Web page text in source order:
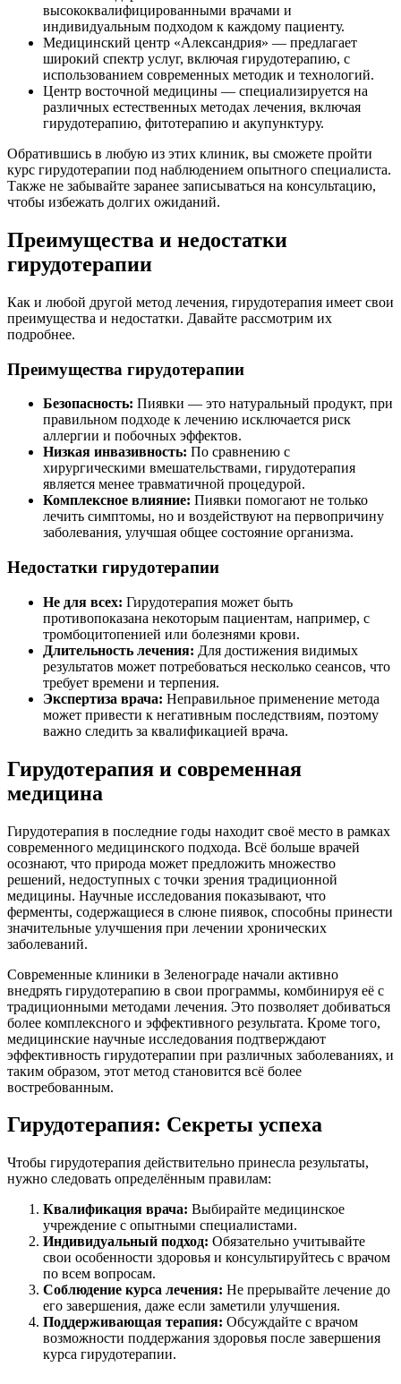
высококвалифицированными врачами и
индивидуальным подходом к каждому пациенту.
Медицинский центр «Александрия» — предлагает
широкий спектр услуг, включая гирудотерапию, с
использованием современных методик и технологий.
Центр восточной медицины — специализируется на
различных естественных методах лечения, включая
гирудотерапию, фитотерапию и акупунктуру.
Обратившись в любую из этих клиник, вы сможете пройти
курс гирудотерапии под наблюдением опытного специалиста.
Также не забывайте заранее записываться на консультацию,
чтобы избежать долгих ожиданий.
Преимущества и недостатки
гирудотерапии
Как и любой другой метод лечения, гирудотерапия имеет свои
преимущества и недостатки. Давайте рассмотрим их
подробнее.
Преимущества гирудотерапии
Безопасность: Пиявки — это натуральный продукт, при
правильном подходе к лечению исключается риск
аллергии и побочных эффектов.
Низкая инвазивность: По сравнению с
хирургическими вмешательствами, гирудотерапия
является менее травматичной процедурой.
Комплексное влияние: Пиявки помогают не только
лечить симптомы, но и воздействуют на первопричину
заболевания, улучшая общее состояние организма.
Недостатки гирудотерапии
Не для всех: Гирудотерапия может быть
противопоказана некоторым пациентам, например, с
тромбоцитопенией или болезнями крови.
Длительность лечения: Для достижения видимых
результатов может потребоваться несколько сеансов, что
требует времени и терпения.
Экспертиза врача: Неправильное применение метода
может привести к негативным последствиям, поэтому
важно следить за квалификацией врача.
Гирудотерапия и современная
медицина
Гирудотерапия в последние годы находит своё место в рамках
современного медицинского подхода. Всё больше врачей
осознают, что природа может предложить множество
решений, недоступных с точки зрения традиционной
медицины. Научные исследования показывают, что
ферменты, содержащиеся в слюне пиявок, способны принести
значительные улучшения при лечении хронических
заболеваний.
Современные клиники в Зеленограде начали активно
внедрять гирудотерапию в свои программы, комбинируя её с
традиционными методами лечения. Это позволяет добиваться
более комплексного и эффективного результата. Кроме того,
медицинские научные исследования подтверждают
эффективность гирудотерапии при различных заболеваниях, и
таким образом, этот метод становится всё более
востребованным.
Гирудотерапия: Секреты успеха
Чтобы гирудотерапия действительно принесла результаты,
нужно следовать определённым правилам:
Квалификация врача: Выбирайте медицинское
учреждение с опытными специалистами.
Индивидуальный подход: Обязательно учитывайте
свои особенности здоровья и консультируйтесь с врачом
по всем вопросам.
Соблюдение курса лечения: Не прерывайте лечение до
его завершения, даже если заметили улучшения.
Поддерживающая терапия: Обсуждайте с врачом
возможности поддержания здоровья после завершения
курса гирудотерапии.